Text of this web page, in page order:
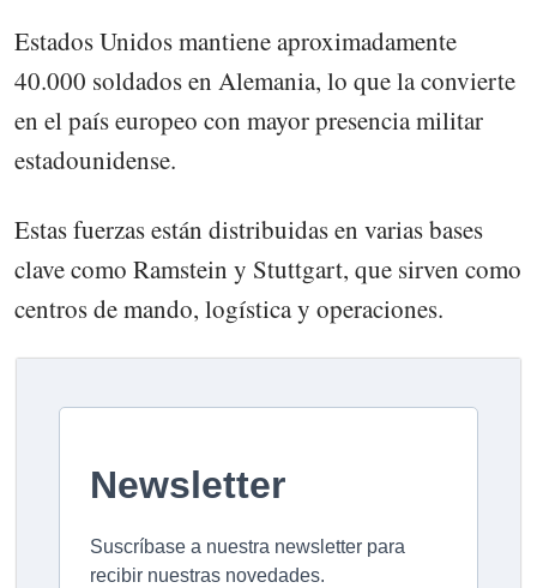
Estados Unidos mantiene aproximadamente
40.000 soldados en Alemania, lo que la convierte
en el país europeo con mayor presencia militar
estadounidense.
Estas fuerzas están distribuidas en varias bases
clave como Ramstein y Stuttgart, que sirven como
centros de mando, logística y operaciones.